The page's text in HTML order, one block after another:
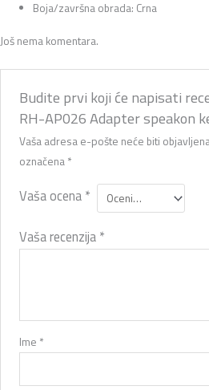
Boja/završna obrada: Crna
Još nema komentara.
Budite prvi koji će napisati
RH-AP026 Adapter speakon
Vaša adresa e-pošte neće biti
označena *
Vaša ocena *
Vaša recenzija *
Ime *